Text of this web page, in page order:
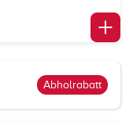
Abholrabatt